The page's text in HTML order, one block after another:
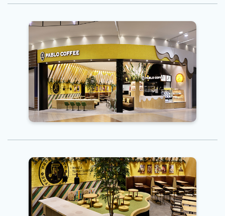
やレアなど好みに合わせてオーダーできるふわとろ食感のチーズ
す！販売にも関わっていただきますので、お客様とのコミュニケー
ションを楽しみながら仕事に取り組むことができます。そして20
代～30代の若手が中心となって活躍するこのお店では、年齢や社
歴に関わらず、大きなチャンスに対してチャレンジできる社風で
ワークライフバランスを大切に長期的に働くことができます一人
ひとりの頑張りを評価し、製造ノウハウだけでなく、どうすればお
客様が喜んでくれるのか、そんなことも考えながら一緒に店舗運
す。さらに月8日の休みや労働時間もシフトでも深夜まで働くこ
できるので、ワークライフバランスを大切に長期的に働くことが
できます！